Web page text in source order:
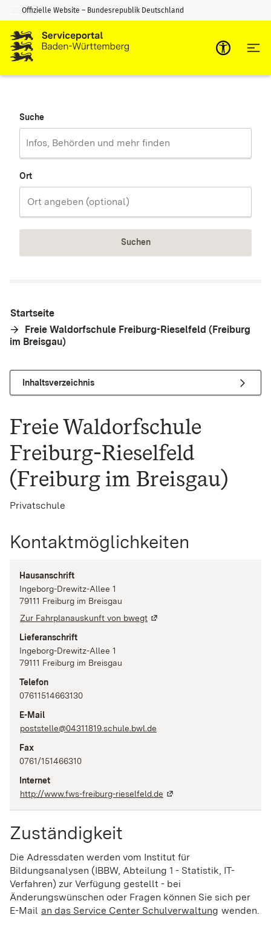
Zum Inhalt springen
Zur Suche springen
Offizielle Website – Bundesrepublik Deutschland
Suche
Ort
Suchen
Startseite
Freie Waldorfschule Freiburg-Rieselfeld (Freiburg
im Breisgau)
Inhaltsverzeichnis
Freie Waldorfschule
Freiburg-Rieselfeld
(Freiburg im Breisgau)
Privatschule
Kontaktmöglichkeiten
Hausanschrift
Ingeborg-Drewitz-Allee 1
79111 Freiburg im Breisgau
Zur Fahrplanauskunft von bwegt
Lieferanschrift
Ingeborg-Drewitz-Allee 1
79111 Freiburg im Breisgau
Telefon
07611514663130
E-Mail
poststelle@04311819.schule.bwl.de
Fax
0761/151466310
Internet
http://www.fws-freiburg-rieselfeld.de
Zuständigkeit
Die Adressdaten werden vom Institut für
Bildungsanalysen (IBBW, Abteilung 1 - Statistik, IT-
Verfahren) zur Verfügung gestellt - bei
Änderungswünschen oder Fragen können Sie sich per
E-Mail an das Service Center Schulverwaltung (Wird in
wenden.